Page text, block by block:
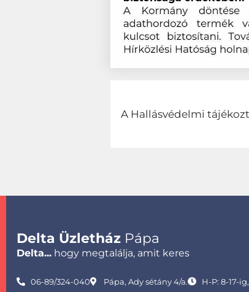
A Hallásvédelmi
Delta Üzletház Pápa
Delta... hogy megtalálja, amit keres
06-89/324-040 Pápa, Ady sétány 4/a. H-P: 8-17-